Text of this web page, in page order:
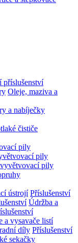
Oleje, maziva a
pily
pily
ústrojí Příslušenství
Údržba a
díly Příslušenství